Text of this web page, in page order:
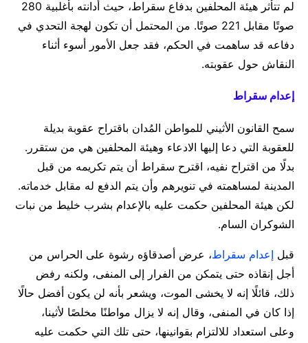
لم تتأثر هيئة المحلفين بدفاع سقراط، حيث أدانته بأغلبية 280
صوتًا مقابل 221 صوتًا. من المحتمل أن تكون لهجة التحدي في
دفاعه قد ساهمت في الحكم، فقد جعل الأمور أسوء أثناء
النقاش حول عقوبته.
إعدام سقراط
سمح القانون الأثيني للمواطن المُدان باقتراح عقوبة بديلة
للعقوبة التي دعا إليها الادعاء وهيئة المحلفين هي من ستقرر.
بدلًا من اقتراح نفيه، اقترح سقراط أن يتم تكريمه من قبل
المدينة لمساهمته في تنويرهم وأن يتم الدفع له مقابل خدماته.
لكن هيئة المحلفين حكمت عليه بالإعدام بشرب خليط من نبات
الشوكران السام.
قبل إعدام سقراط، عرض أصدقاؤه رشوة على الحراس من
أجل إنقاذه حتى يتمكن من الفرار إلى المنفى، ولكنه رفض
ذلك، قائلًا إنه لا يخشى الموت، ويشعر بأنه لن يكون أفضل حالًا
إذا كان في المنفى، وقال إنه لا يزال مواطنًا مخلصًا لأثينا،
وعلى استعداد للالتزام بقوانينها، حتى تلك التي حكمت عليه